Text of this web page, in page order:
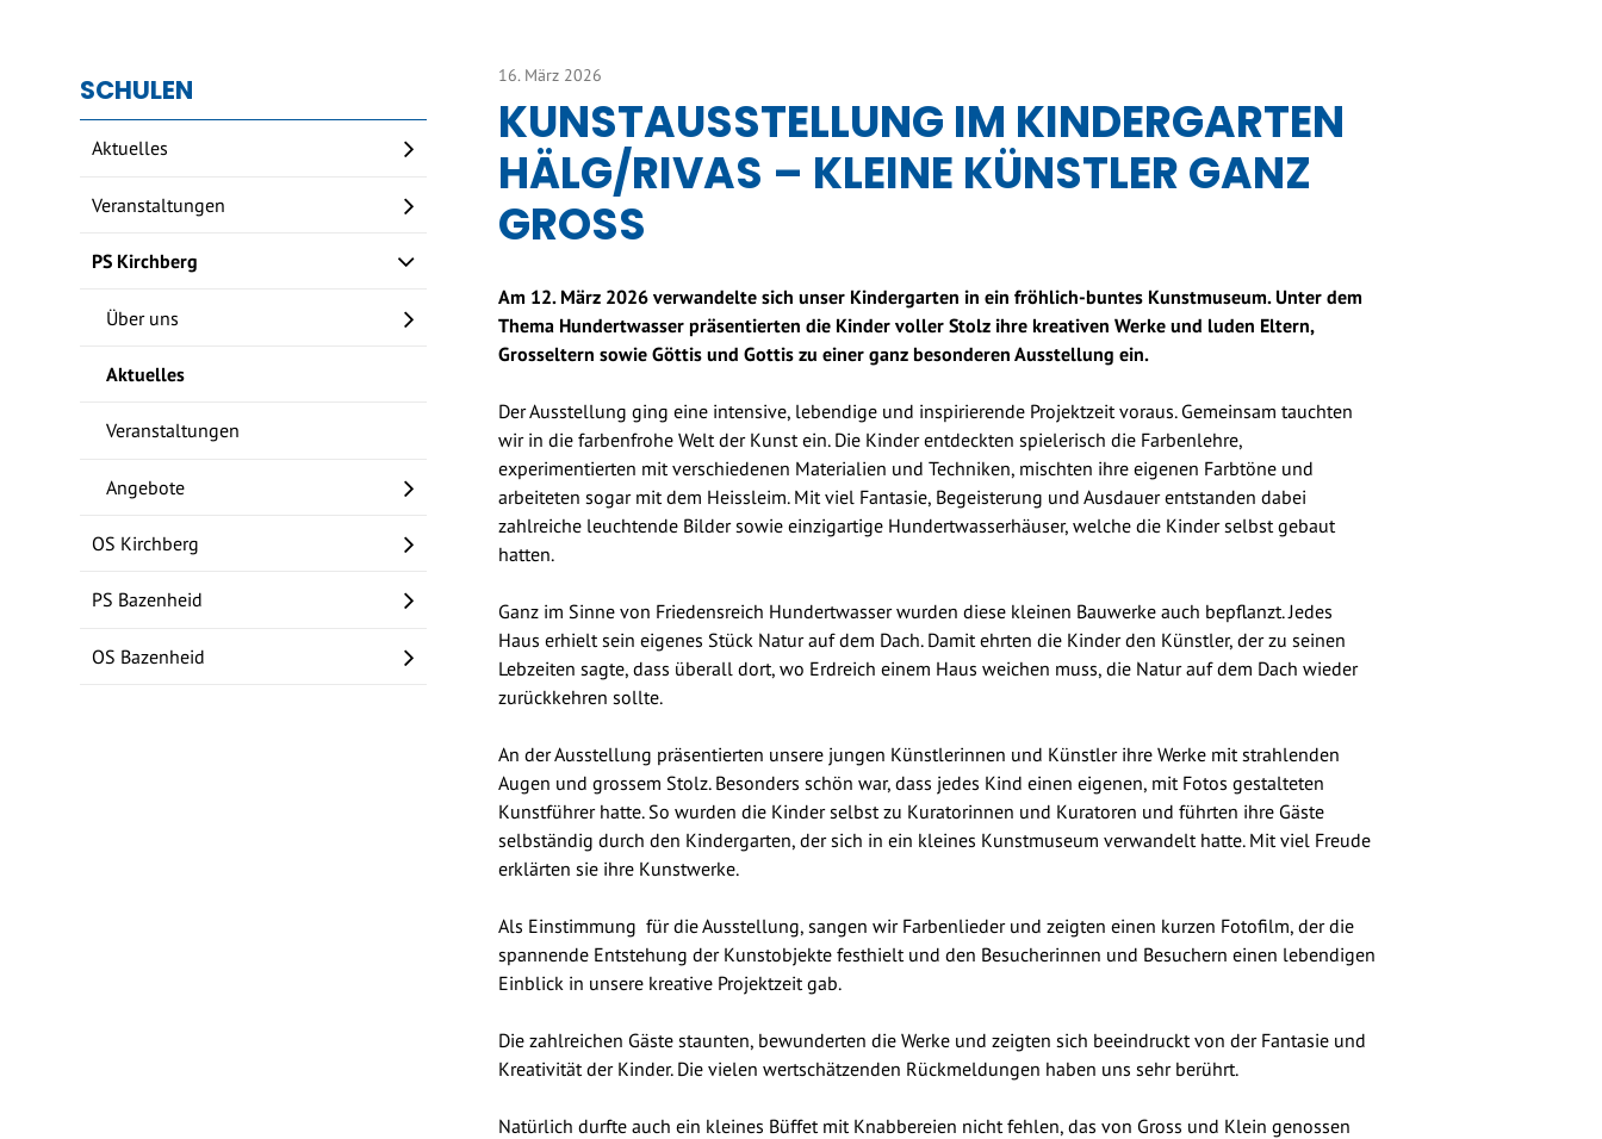
KUNSTAUSSTELLUNG IM KINDERGARTEN
HÄLG/RIVAS – KLEINE KÜNSTLER GANZ
GROSS
16. März 2026
Am 12. März 2026 verwandelte sich unser Kindergarten in ein fröhlich-buntes Kunstmuseum. Unter dem
Thema Hundertwasser präsentierten die Kinder voller Stolz ihre kreativen Werke und luden Eltern,
Grosseltern sowie Göttis und Gottis zu einer ganz besonderen Ausstellung ein.
Der Ausstellung ging eine intensive, lebendige und inspirierende Projektzeit voraus. Gemeinsam tauchten
wir in die farbenfrohe Welt der Kunst ein. Die Kinder entdeckten spielerisch die Farbenlehre,
experimentierten mit verschiedenen Materialien und Techniken, mischten ihre eigenen Farbtöne und
arbeiteten sogar mit dem Heissleim. Mit viel Fantasie, Begeisterung und Ausdauer entstanden dabei
zahlreiche leuchtende Bilder sowie einzigartige Hundertwasserhäuser, welche die Kinder selbst gebaut
hatten.
Ganz im Sinne von Friedensreich Hundertwasser wurden diese kleinen Bauwerke auch bepflanzt. Jedes
Haus erhielt sein eigenes Stück Natur auf dem Dach. Damit ehrten die Kinder den Künstler, der zu seinen
Lebzeiten sagte, dass überall dort, wo Erdreich einem Haus weichen muss, die Natur auf dem Dach wieder
zurückkehren sollte.
An der Ausstellung präsentierten unsere jungen Künstlerinnen und Künstler ihre Werke mit strahlenden
Augen und grossem Stolz. Besonders schön war, dass jedes Kind einen eigenen, mit Fotos gestalteten
Kunstführer hatte. So wurden die Kinder selbst zu Kuratorinnen und Kuratoren und führten ihre Gäste
selbständig durch den Kindergarten, der sich in ein kleines Kunstmuseum verwandelt hatte. Mit viel Freude
erklärten sie ihre Kunstwerke.
Als Einstimmung für die Ausstellung, sangen wir Farbenlieder und zeigten einen kurzen Fotofilm, der die
spannende Entstehung der Kunstobjekte festhielt und den Besucherinnen und Besuchern einen lebendigen
Einblick in unsere kreative Projektzeit gab.
Die zahlreichen Gäste staunten, bewunderten die Werke und zeigten sich beeindruckt von der Fantasie und
Kreativität der Kinder. Die vielen wertschätzenden Rückmeldungen haben uns sehr berührt.
Natürlich durfte auch ein kleines Büffet mit Knabbereien nicht fehlen, das von Gross und Klein genossen
SCHULEN
Aktuelles
Veranstaltungen
PS Kirchberg
Über uns
Aktuelles
Veranstaltungen
Angebote
OS Kirchberg
PS Bazenheid
OS Bazenheid